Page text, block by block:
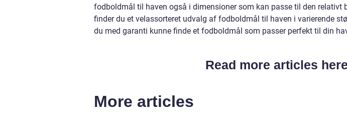
fodboldmål til haven også i dimensioner som kan passe til den relativt
finder du et velassorteret udvalg af fodboldmål til haven i varierende
du med garanti kunne finde et fodboldmål som passer perfekt til din
Read more articles here
More articles